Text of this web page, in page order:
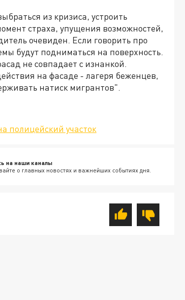
из кризиса, устроить
страха, упущения возможностей,
очевиден. Если говорить про
будут подниматься на поверхность.
не совпадает с изнанкой.
на фасаде - лагеря беженцев,
натиск мигрантов".
полицейский участок
на наши каналы
о главных новостях и важнейших событиях дня.